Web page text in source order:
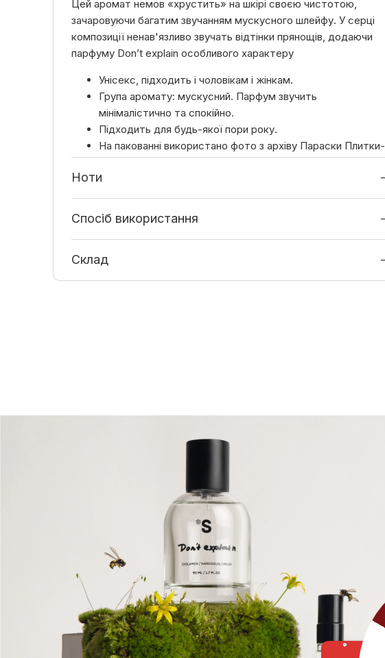
Цей аромат немов «хрустить» на шкірі своєю чистотою,
зачаровуючи багатим звучанням мускусного шлейфу. У серці
композиції ненав'язливо звучать відтінки прянощів, додаючи
парфуму Don’t explain особливого характеру
Унісекс, підходить і чоловікам і жінкам.
Група аромату: мускусний. Парфум звучить
мінімалістично та спокійно.
Підходить для будь-якої пори року.
На пакованні використано фото з архіву Параски Плитки-
Горицвіт, яка знімала місцеві пейзажі, свята і людей.
Ноти
Cпосіб використання
Склад